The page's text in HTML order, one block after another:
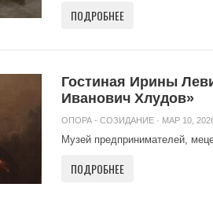
ПОДРОБНЕЕ
Гостиная Ирины
Иванович Хлудов»
ОПОРА - СОЗИДАНИЕ · МАР 10,
Музей предпринимателей,
ПОДРОБНЕЕ